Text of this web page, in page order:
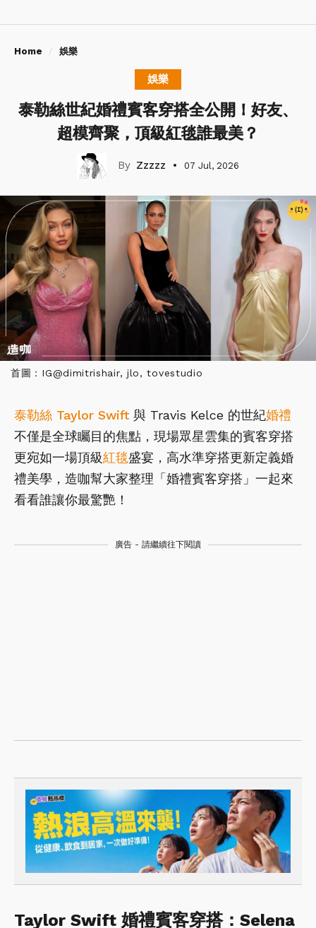
Home 娛樂
娛樂
泰勒絲世紀婚禮賓客穿搭全公開！好友、
超模齊聚，頂級紅毯誰最美？
Zzzzz 07 Jul, 2026
首圖：IG@dimitrishair, jlo, tovestudio
泰勒絲 Taylor Swift 與 Travis Kelce 的世紀婚禮
不僅是全球矚目的焦點，現場眾星雲集的賓客穿搭
更宛如一場頂級紅毯盛宴，高水準穿搭更新定義婚
禮美學，造咖幫大家整理「婚禮賓客穿搭」一起來
看看誰讓你最驚艷！
廣告 - 請繼續往下閱讀
Taylor Swift 婚禮賓客穿搭：Selena